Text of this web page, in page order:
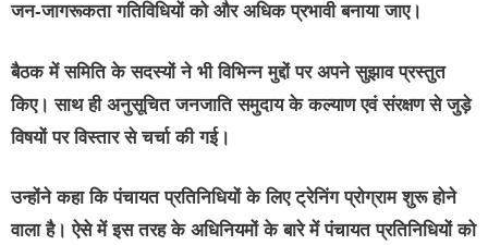
जन-जागरूकता गतिविधियों को और अधिक प्रभावी बनाया जाए।
बैठक में समिति के सदस्यों ने भी विभिन्न मुद्दों पर अपने सुझाव प्रस्तुत
किए। साथ ही अनुसूचित जनजाति समुदाय के कल्याण एवं संरक्षण से जुड़े
विषयों पर विस्तार से चर्चा की गई।
उन्होंने कहा कि पंचायत प्रतिनिधियों के लिए ट्रेनिंग प्रोग्राम शुरू होने
वाला है। ऐसे में इस तरह के अधिनियमों के बारे में पंचायत प्रतिनिधियों को